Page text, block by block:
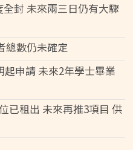
封 未來兩三日仍有大驟
總數仍未確定
申請 未來2年學士畢業
已租出 未來再推3項目 供